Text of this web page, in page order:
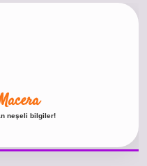
neşeli bilgiler!